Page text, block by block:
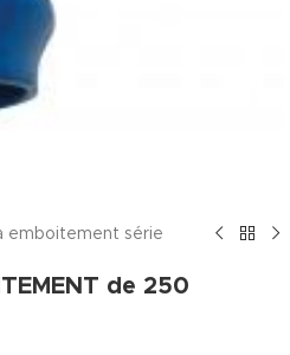
emboitement série
de 250